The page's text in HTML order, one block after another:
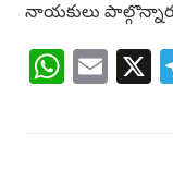
నాయకులు
X